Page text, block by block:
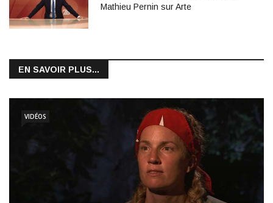
Mathieu Pernin sur Arte
EN SAVOIR PLUS...
VIDÉOS